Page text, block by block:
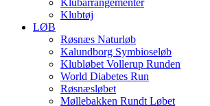
Klubarrangementer
Klubtøj
LØB
Røsnæs Naturløb
Kalundborg Symbioseløb
Klubløbet Vollerup Runden
World Diabetes Run
Røsnæsløbet
Møllebakken Rundt Løbet